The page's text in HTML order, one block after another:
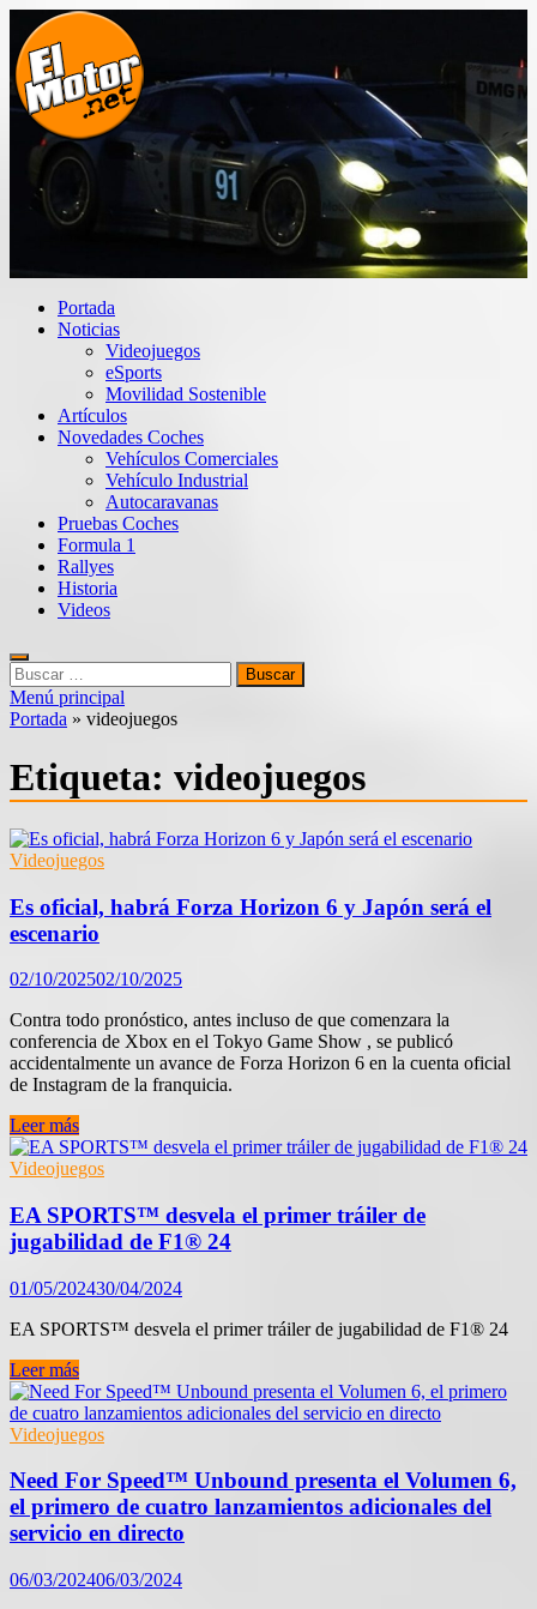
Saltar
contenido
El Motor punto Net
Información sobre novedades y pruebas de Automóviles
Portada
Noticias
Videojuegos
eSports
Movilidad Sostenible
Artículos
Novedades Coches
Vehículos Comerciales
Vehículo Industrial
Autocaravanas
Pruebas Coches
Formula 1
Rallyes
Historia
Videos
Buscar:
Menú principal
Portada » videojuegos
Etiqueta: videojuegos
Videojuegos
Es oficial, habrá Forza Horizon 6 y Japón será el
escenario
02/10/202502/10/2025
Contra todo pronóstico, antes incluso de que comenzara la
conferencia de Xbox en el Tokyo Game Show , se publicó
accidentalmente un avance de Forza Horizon 6 en la cuenta oficial
de Instagram de la franquicia.
Es
oficial,
habrá
Horizon
6
y
será
el
escenario
Leer más
Videojuegos
EA SPORTS™ desvela el primer tráiler de
jugabilidad de F1® 24
01/05/202430/04/2024
EA SPORTS™ desvela el primer tráiler de jugabilidad de F1® 24
EA
SPORTS™
desvela
el
tráiler
de
jugabilidad
de
24
Leer más
Videojuegos
Need For Speed™ Unbound presenta el Volumen 6,
el primero de cuatro lanzamientos adicionales del
servicio en directo
06/03/202406/03/2024